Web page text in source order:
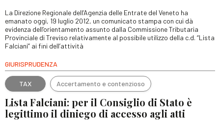
La Direzione Regionale dell’Agenzia delle Entrate del Veneto ha
emanato oggi, 19 luglio 2012, un comunicato stampa con cui dà
evidenza dell’orientamento assunto dalla Commissione Tributaria
Provinciale di Treviso relativamente al possibile utilizzo della c.d. “Lista
Falciani” ai fini dell’attività
GIURISPRUDENZA
TAX Accertamento e contenzioso
Lista Falciani: per il Consiglio di Stato è
legittimo il diniego di accesso agli atti